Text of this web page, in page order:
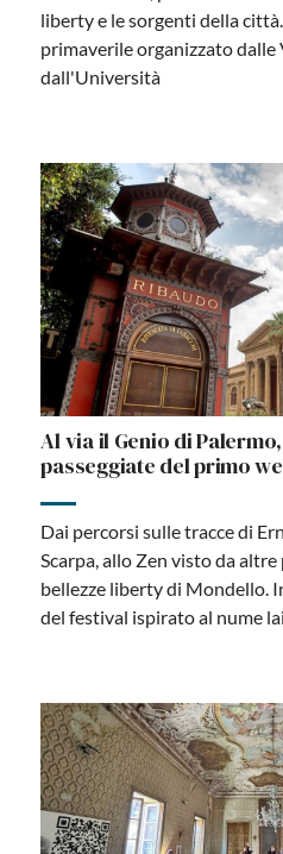
liberty e le sorgenti della
primaverile organizzato dalle
dall'Università
Al via il Genio di
passeggiate del primo
Dai percorsi sulle tracce di
Scarpa, allo Zen visto da
bellezze liberty di Mondello.
del festival ispirato al nume